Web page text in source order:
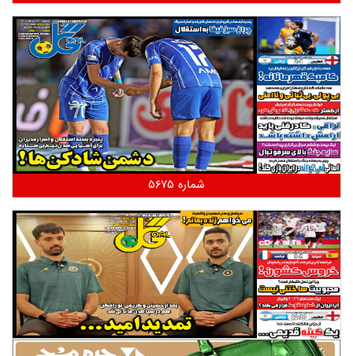
شماره 5675